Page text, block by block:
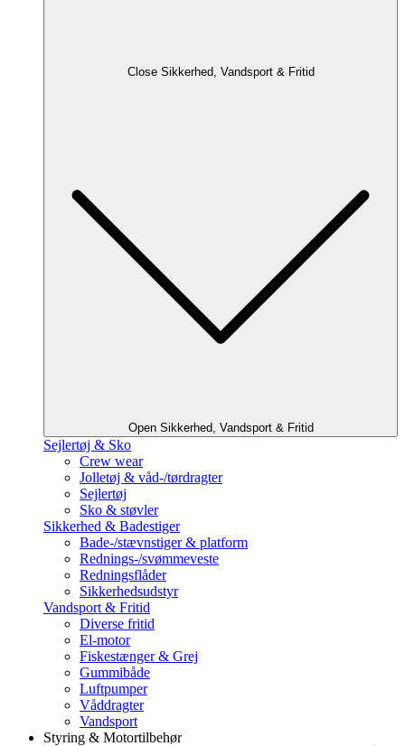
Close Sikkerhed, Vandsport & Fritid
Open Sikkerhed, Vandsport & Fritid
Sejlertøj & Sko
Crew wear
Jolletøj & våd-/tørdragter
Sejlertøj
Sko & støvler
Sikkerhed & Badestiger
Bade-/stævnstiger & platform
Rednings-/svømmeveste
Redningsflåder
Sikkerhedsudstyr
Vandsport & Fritid
Diverse fritid
El-motor
Fiskestænger & Grej
Gummibåde
Luftpumper
Våddragter
Vandsport
Styring & Motortilbehør